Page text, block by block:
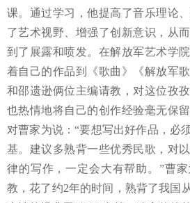
课。通过学习，他提高了音乐理论
了艺术视野、增强了创新意识，从
到了展露和喷发。 在解放军艺术学
着自己的作品到《歌曲》《解放军
和邵遗逊俩位主编请教，对这位孜
也热情地将自己的创作经验毫无保
对曹家为说：“要想写出好作品，必
基。建议多熟背一些优秀民歌， 对
律的写作，一定会大有帮助。 ”曹家
教，花了约2年的时间， 熟背了我国